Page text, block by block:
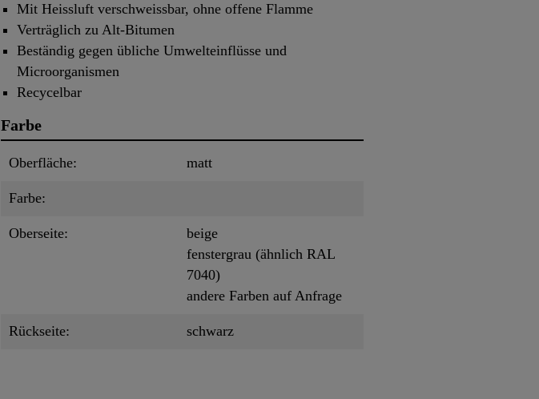
Mit Heissluft verschweissbar, ohne offene Flamme
Verträglich zu Alt-Bitumen
Beständig gegen übliche Umwelteinflüsse und
Microorganismen
Recycelbar
Farbe
Oberfläche: matt
Farbe:
Oberseite:
beige
fenstergrau (ähnlich RAL
7040)
andere Farben auf Anfrage
Rückseite: schwarz